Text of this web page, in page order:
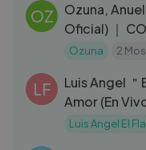
OZ
Ozuna,
Oficial) ｜
Ozuna 2
LF
Luis Angel
Amor (En
Honduras)
Luis Angel El